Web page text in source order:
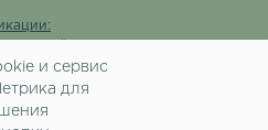
и сервис
для